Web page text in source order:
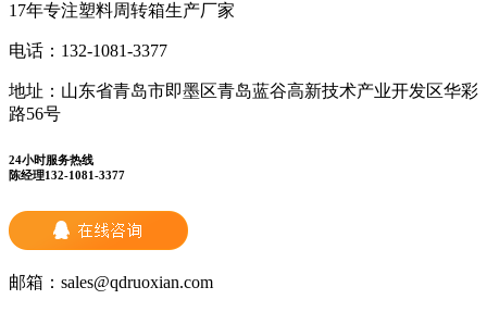
17年专注塑料周转箱生产厂家
电话： 132-1081-3377
地址： 山东省青岛市即墨区青岛蓝谷高新技术产业开发区华彩
路56号
24小时服务热线
陈经理132-1081-3377
邮箱： sales@qdruoxian.com